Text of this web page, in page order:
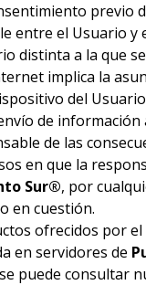
previo
entre el Usuario
distinta a la que
implica la
del
de
de las
en que la
Sur®, por
en cuestión.
ofrecidos por
en servidores de
puede consultar